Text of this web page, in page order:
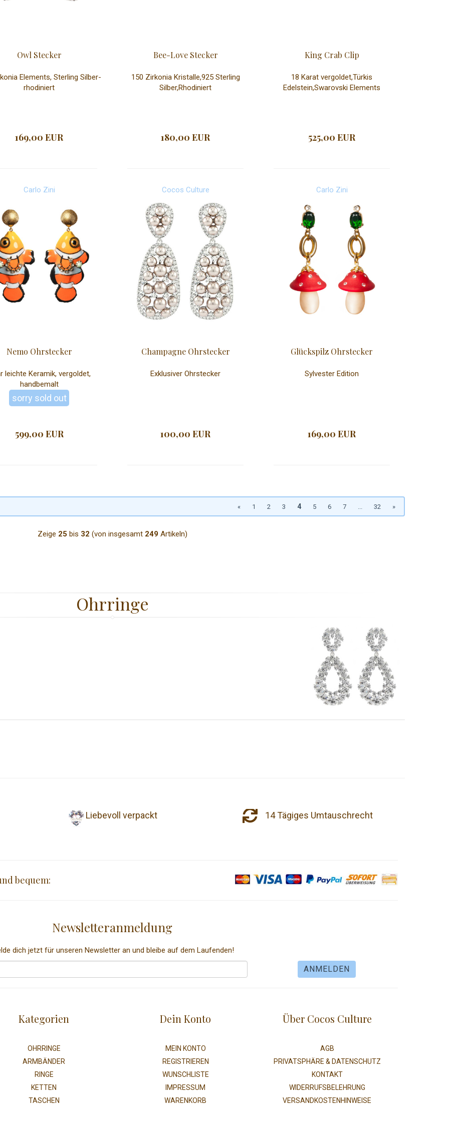
Owl Stecker
Elements, Sterling Silber-
rhodiniert
169,00 EUR
Bee-Love Stecker
150 Zirkonia Kristalle,925 Sterling
Silber,Rhodiniert
180,00 EUR
King Crab Clip
18 Karat vergoldet,Türkis
Edelstein,Swarovski Elements
525,00 EUR
Carlo Zini
Nemo Ohrstecker
leichte Keramik, vergoldet,
handbemalt
sorry sold out
599,00 EUR
Cocos Culture
Champagne Ohrstecker
Exklusiver Ohrstecker
100,00 EUR
Carlo Zini
Glückspilz Ohrstecker
Sylvester Edition
169,00 EUR
« 1 2 3 4 5 6 7 ... 32 »
Zeige 25 bis 32 (von insgesamt 249Artikeln)
Ohrringe
Liebevoll verpackt 14 Tägiges Umtauschrecht
bequem:
Newsletteranmeldung
dich jetzt für unseren Newsletter an und bleibe auf dem Laufenden!
Kategorien
OHRRINGE
ARMBÄNDER
RINGE
KETTEN
TASCHEN
Dein Konto
MEIN KONTO
REGISTRIEREN
WUNSCHLISTE
IMPRESSUM
WARENKORB
Über Cocos Culture
AGB
PRIVATSPHÄRE & DATENSCHUTZ
KONTAKT
WIDERRUFSBELEHRUNG
VERSANDKOSTENHINWEISE